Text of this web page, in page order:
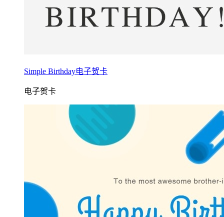
Simple Birthday电子贺卡
电子贺卡